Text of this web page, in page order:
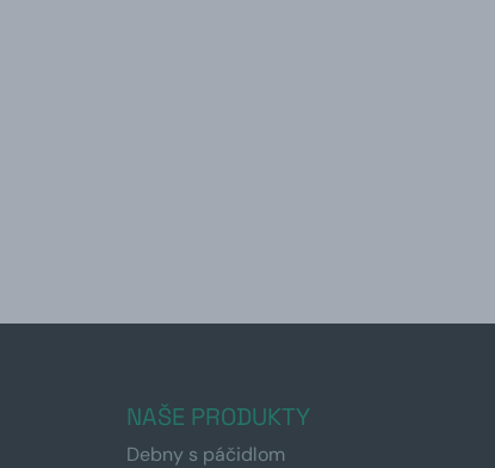
NAŠE PRODUKTY
Debny s páčidlom